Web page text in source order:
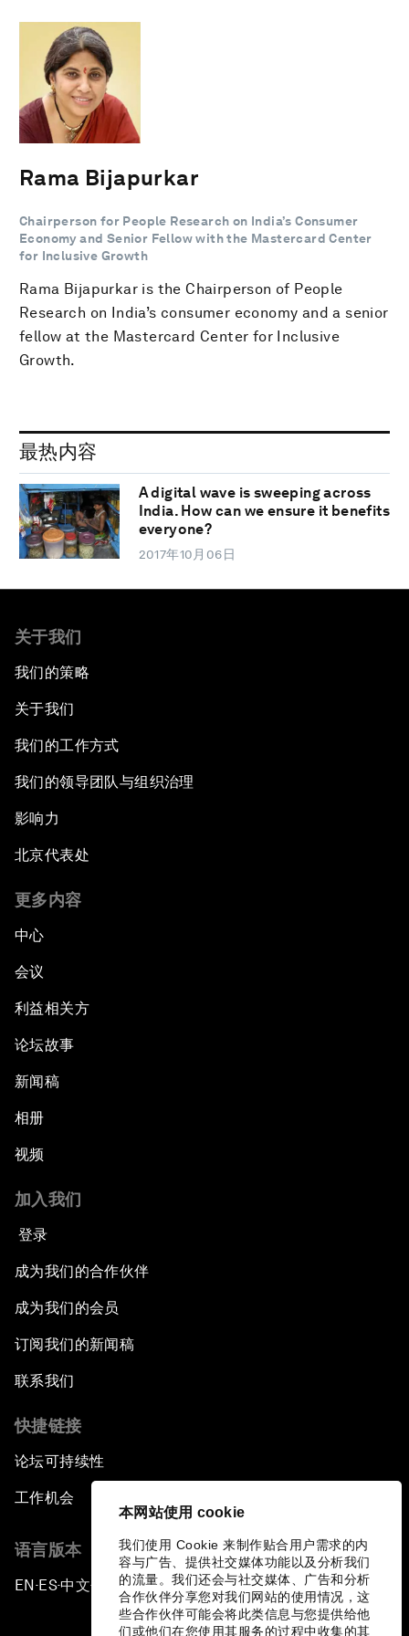
本网站使用 cookie
我们使用 Cookie 来制作贴合用户需求的内
容与广告、提供社交媒体功能以及分析我们
的流量。我们还会与社交媒体、广告和分析
合作伙伴分享您对我们网站的使用情况，这
些合作伙伴可能会将此类信息与您提供给他
们或他们在您使用其服务的过程中收集的其
Rama Bijapurkar
Chairperson for People Research on India’s Consumer
Economy and Senior Fellow with the Mastercard Center
for Inclusive Growth
Rama Bijapurkar is the Chairperson of People
Research on India’s consumer economy and a senior
fellow at the Mastercard Center for Inclusive
Growth.
最热内容
A digital wave is sweeping across
India. How can we ensure it benefits
everyone?
2017年10月06日
关于我们
我们的策略
关于我们
我们的工作方式
我们的领导团队与组织治理
影响力
北京代表处
更多内容
中心
会议
利益相关方
论坛故事
新闻稿
相册
视频
加入我们
登录
成为我们的合作伙伴
成为我们的会员
订阅我们的新闻稿
联系我们
快捷链接
论坛可持续性
工作机会
语言版本
EN ▪ ES▪中文▪ 日本語